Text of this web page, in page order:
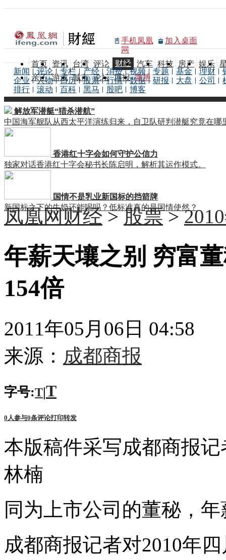
手机凤凰
网
加入桌面
首页 资讯 台湾 评论 财经 汽车 科技 房产 娱乐
亲子 游戏 城市 论坛 博报 微博
新闻 评论 专栏 产经 消费 视频 专题 基金 理财
企业
人物 日历 股票 行情 数据 研报 大盘 公司
排行
滚动 百科 黑马 股吧 博客
解放军潜艇“猎杀潜航”
中国海军舰队从西太平洋演练归来，自卫队研判潜艇究竟在哪
香港红十字会如何守护公信力
独家对话香港红十字会秘书长陈启明，解析其运作模式。
国情不是乳业新国标的挡箭牌
新国标之下的牛奶还能喝吗？低标准真的是国情使然？
凤凰网财经>股票>
年薪天壤之别 穷富
154倍
2011年05月06日 04:58
来源： 成都商报
字号:T|T
0 人参与0条评论打印转发
本版稿件采写成都商报
林楠
同为上市公司的董秘，
成都商报记者对2010年